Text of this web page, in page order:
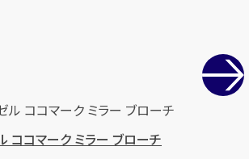
ココマーク ミラー ブローチ